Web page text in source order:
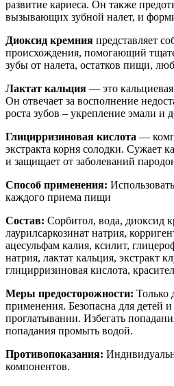
развитие кариеса. Он также
вызывающих зубной налет, и
Диоксид кремния представляет
происхождения, помогающий
зубы от налета, остатков пищи,
Лактат кальция — это
Он отвечает за восполнение
роста зубов – укрепление эмали и
Глицирризиновая кислота —
экстракта корня солодки. Сужает
и защищает от заболеваний
Способ применения:
каждого приема пищи
Состав: Сорбитол, вода, диоксид
лаурилсаркозинат натрия,
ацесульфам калия, ксилит,
натрия, лактат кальция, экстракт
глицирризиновая кислота,
Меры предосторожности: Только
применения. Безопасна для детей
проглатывании. Избегать
попадания промыть водой.
Противопоказания:
компонентов.